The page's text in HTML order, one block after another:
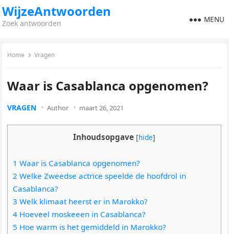
WijzeAntwoorden
Zoek antwoorden MENU
Home Vragen
Waar is Casablanca opgenomen?
VRAGEN Author maart 26, 2021
Inhoudsopgave [hide]
1 Waar is Casablanca opgenomen?
2 Welke Zweedse actrice speelde de hoofdrol in
Casablanca?
3 Welk klimaat heerst er in Marokko?
4 Hoeveel moskeeen in Casablanca?
5 Hoe warm is het gemiddeld in Marokko?